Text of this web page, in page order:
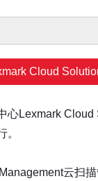
Cloud
Cloud
。
云扫描